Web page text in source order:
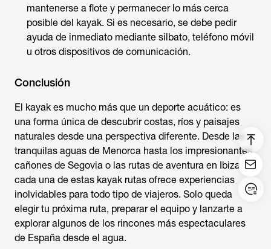
Login/Register
United States (English)
mantenerse a flote y permanecer lo más cerca
posible del kayak. Si es necesario, se debe pedir
ayuda de inmediato mediante silbato, teléfono móvil
u otros dispositivos de comunicación.
Conclusión
El kayak es mucho más que un deporte acuático: es
una forma única de descubrir costas, ríos y paisajes
naturales desde una perspectiva diferente. Desde las
tranquilas aguas de Menorca hasta los impresionantes
cañones de Segovia o las rutas de aventura en Ibiza,
cada una de estas kayak rutas ofrece experiencias
inolvidables para todo tipo de viajeros. Solo queda
elegir tu próxima ruta, preparar el equipo y lanzarte a
explorar algunos de los rincones más espectaculares
de España desde el agua.